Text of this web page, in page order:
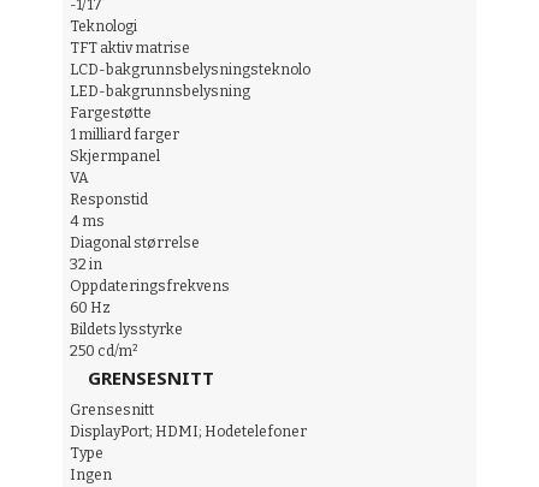
-1/17
Teknologi
TFT aktiv matrise
LCD-bakgrunnsbelysningsteknolo
LED-bakgrunnsbelysning
Fargestøtte
1 milliard farger
Skjermpanel
VA
Responstid
4 ms
Diagonal størrelse
32 in
Oppdateringsfrekvens
60 Hz
Bildets lysstyrke
250 cd/m²
GRENSESNITT
Grensesnitt
DisplayPort; HDMI; Hodetelefoner
Type
Ingen